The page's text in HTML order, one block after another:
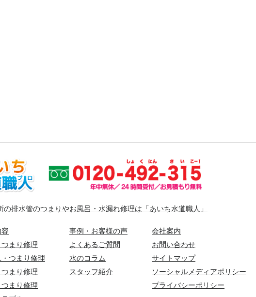
の排水管のつまりやお風呂・水漏れ修理は「あいち水道職人」
つまり修理
つまり修理
まり修理
まり修理
事例・お客様の声
よくあるご質問
水のコラム
スタッフ紹介
会社案内
お問い合わせ
サイトマップ
ソーシャルメディアポリシー
プライバシーポリシー